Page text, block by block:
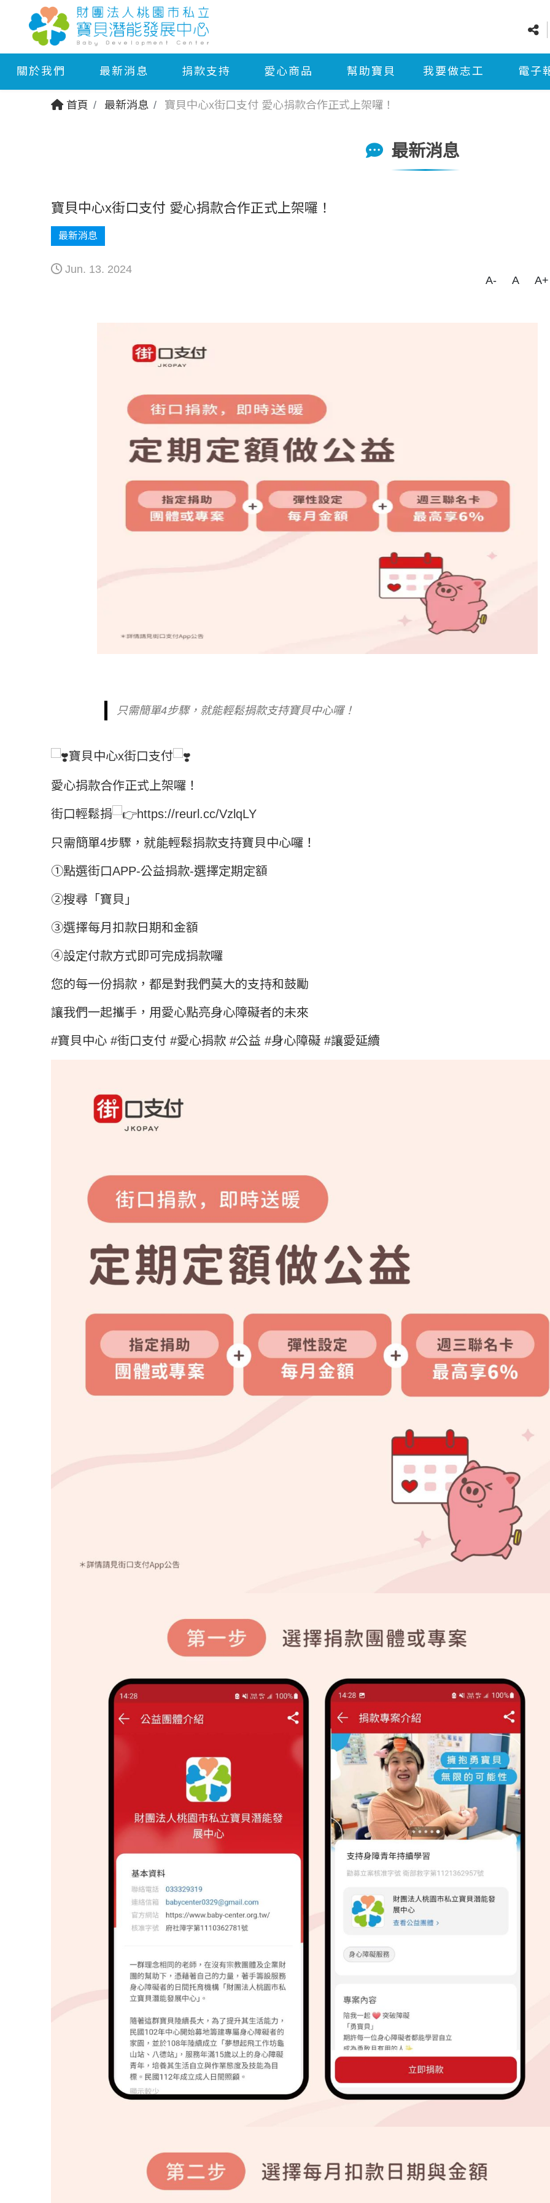
關於我們 最新消息 捐款支持 愛心商品 幫助寶貝 我要做志工 電子
首頁 最新消息 寶貝中心x街口支付 愛心捐款合作正式上架囉！
最新消息
寶貝中心x街口支付 愛心捐款合作正式上架囉！
最新消息
Jun. 13. 2024
A-
A A+
只需簡單4步驟，就能輕鬆捐款支持寶貝中心囉！
寶貝中心x街口支付
愛心捐款合作正式上架囉！
街口輕鬆捐 https://reurl.cc/VzlqLY
只需簡單4步驟，就能輕鬆捐款支持寶貝中心囉！
①點選街口APP-公益捐款-選擇定期定額
②搜尋「寶貝」
③選擇每月扣款日期和金額
➃設定付款方式即可完成捐款囉
您的每一份捐款，都是對我們莫大的支持和鼓勵
讓我們一起攜手，用愛心點亮身心障礙者的未來
#寶貝中心 #街口支付 #愛心捐款 #公益 #身心障礙 #讓愛延續